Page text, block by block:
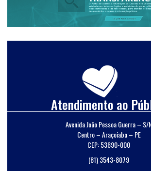
Atendimento ao
Avenida João Pessoa Guerra – S/
Centro – Araçoiaba – PE
CEP: 53690-000
(81) 3543-8079